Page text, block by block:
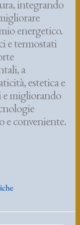
integrando
energetico.
e termostati
a
estetica e
e migliorando
e conveniente.